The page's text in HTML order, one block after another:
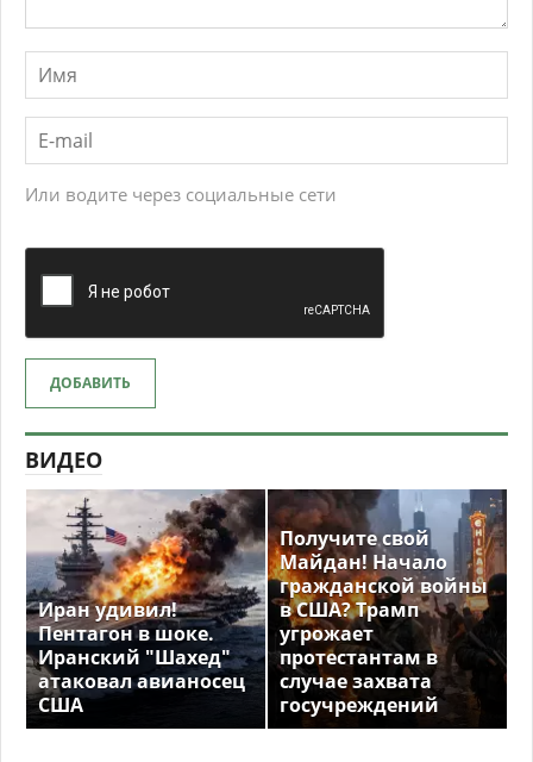
Или водите через социальные сети
ДОБАВИТЬ
ВИДЕО
Иран удивил!
Пентагон в шоке.
Иранский "Шахед"
атаковал авианосец
США
Получите свой
Майдан! Начало
гражданской войны
в США? Трамп
угрожает
протестантам в
случае захвата
госучреждений